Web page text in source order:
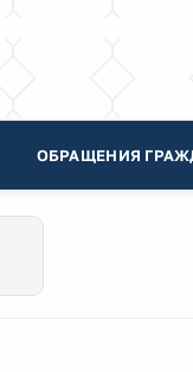
ОБРАЩЕНИЯ